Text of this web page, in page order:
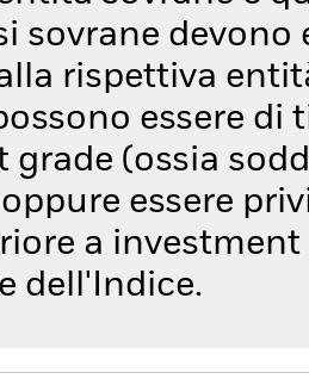
sovrane
rispettiva
essere
grade (ossia
essere
a
dell'Indice.